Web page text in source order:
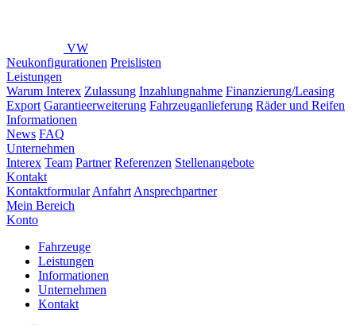
VW
Neukonfigurationen Preislisten
Leistungen
Warum Interex Zulassung Inzahlungnahme Finanzierung/Leasing
Export Garantieerweiterung Fahrzeuganlieferung Räder und Reifen
Informationen
News FAQ
Unternehmen
Interex Team Partner Referenzen Stellenangebote
Kontakt
Kontaktformular Anfahrt Ansprechpartner
Mein Bereich
Konto
Fahrzeuge
Leistungen
Informationen
Unternehmen
Kontakt